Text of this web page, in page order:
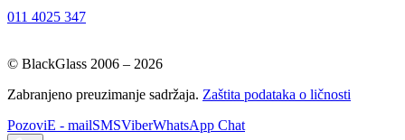
011 4025 347
© BlackGlass 2006 – 2026
Zabranjeno preuzimanje sadržaja. Zaštita podataka o ličnosti
PozoviE - mailSMSViberWhatsApp Chat